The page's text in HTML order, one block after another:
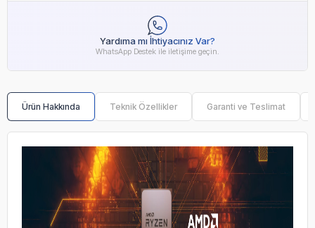
Yardıma mı İhtiyacınız Var?
WhatsApp Destek ile iletişime geçin.
Ürün Hakkında Teknik Özellikler Garanti ve Teslimat